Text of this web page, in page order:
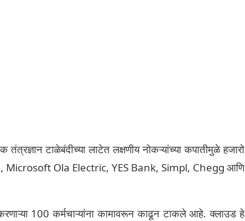
टाळेबंदीच्या लाटेत लक्षणीय नोकऱ्यांच्या कपातीमुळे हजारो
Microsoft Ola Electric, YES Bank, Simpl, Chegg आणि
100 कर्मचाऱ्यांना कामावरून काढून टाकले आहे. क्लाउड हे